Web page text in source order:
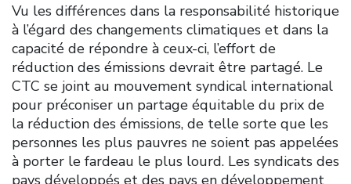
Vu les différences dans la responsabilité historique
à l’égard des changements climatiques et dans la
capacité de répondre à ceux-ci, l’effort de
réduction des émissions devrait être partagé. Le
CTC se joint au mouvement syndical international
pour préconiser un partage équitable du prix de
la réduction des émissions, de telle sorte que les
personnes les plus pauvres ne soient pas appelées
à porter le fardeau le plus lourd. Les syndicats des
pays développés et des pays en développement